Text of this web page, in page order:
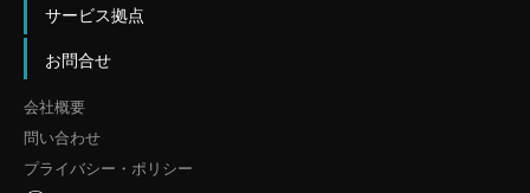
サービス拠点
お問合せ
会社概要
問い合わせ
プライバシー・ポリシー